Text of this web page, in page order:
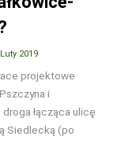
2019
projektowe
i
łącząca ulicę
Siedlecką (po